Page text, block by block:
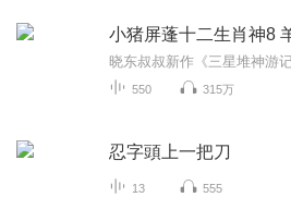
550 315万
忍字頭上一把刀
13 555